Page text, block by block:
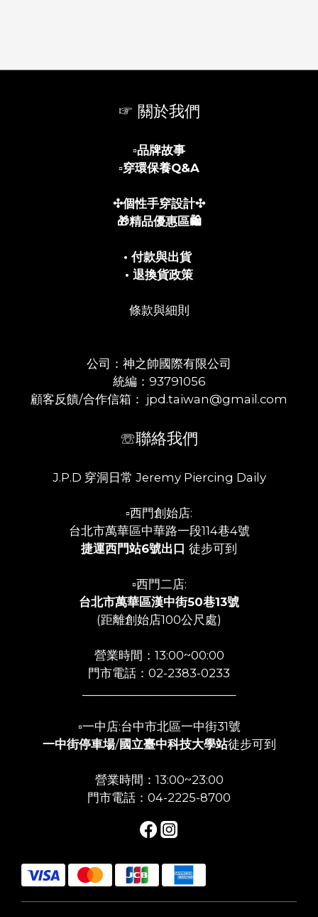
☞ 關於我們
▫️品牌故事
▫️穿環保養Q&A
✣個性手穿設計✣
🎁精品優惠區🛍️
• 付款與出貨
• 退換貨政策
條款與細則
公司：神之帥國際有限公司
統編：93791056
顧客反饋/合作信箱： jpd.taiwan@gmail.com
☏聯絡我們
J.P.D 穿洞日常 Jeremy Piercing Daily
▫️西門創始店:
台北市萬華區中華路一段114巷4號
捷運西門站6號出口 徒步可到
▫️西門二店:
台北市萬華區漢中街50巷13號
(距離創始店100公尺處)
營業時間：13:00~00:00
門市電話：02-2383-0233
▫️一中店:台中市北區一中街31號
一中街停車場/國立臺中科技大學站徒步可到
營業時間：13:00~23:00
門市電話：04-2225-8700